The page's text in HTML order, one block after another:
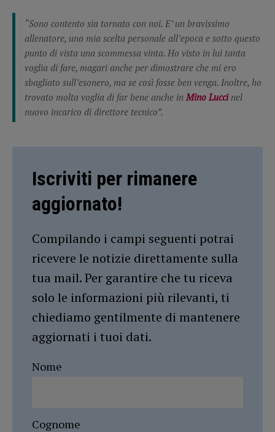
“Sono contento sia tornato con noi. E’ un bravissimo
allenatore, una mia scelta personale all’epoca e sotto questo
punto di vista una scommessa vinta. Ho visto in lui tanta
voglia di fare, magari anche per dimostrare che mi ero
sbagliato sull’esonero, ma se così fosse ben venga. Inoltre, ho
trovato molta voglia di far bene anche inMino Lucci nel
nuovo incarico di direttore tecnico”.
Iscriviti per rimanere
aggiornato!
Compilando i campi seguenti potrai
ricevere le notizie direttamente sulla
tua mail. Per garantire che tu riceva
solo le informazioni più rilevanti, ti
chiediamo gentilmente di mantenere
aggiornati i tuoi dati.
Nome
Cognome